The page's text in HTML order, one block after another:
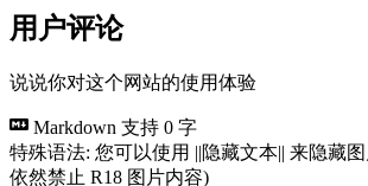
用户评论
说说你对这个网站的使用体验
Markdown 支持 0 字
特殊语法: 您可以使用 ||隐藏文本|| 来隐藏
依然禁止 R18 图片内容)